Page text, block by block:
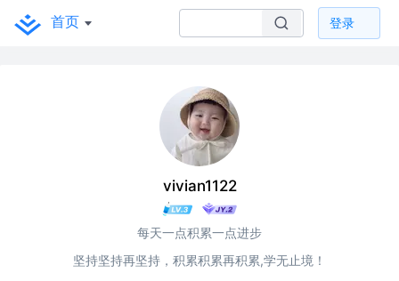
首页 登录
vivian1122
每天一点积累一点进步
坚持坚持再坚持，积累积累再积累,学无止境！